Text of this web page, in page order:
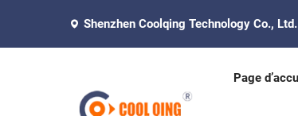
Shenzhen Coolqing Technology Co., Ltd.
Page